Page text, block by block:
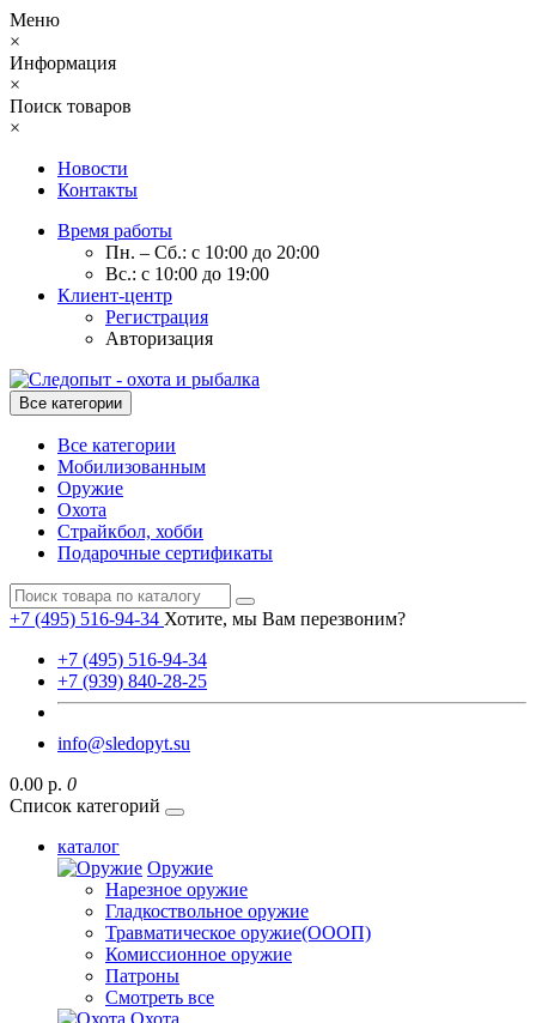
Меню
×
Информация
×
Поиск товаров
×
Новости
Контакты
Время работы
Пн. – Сб.: с 10:00 до 20:00
Вс.: с 10:00 до 19:00
Клиент-центр
Регистрация
Авторизация
Все категории
Все категории
Мобилизованным
Оружие
Охота
Страйкбол, хобби
Подарочные сертификаты
+7 (495) 516-94-34 Хотите, мы Вам перезвоним?
+7 (495) 516-94-34
+7 (939) 840-28-25
info@sledopyt.su
0.00 р. 0
Список категорий
каталог
Оружие
Нарезное оружие
Гладкоствольное оружие
Травматическое оружие(ОООП)
Комиссионное оружие
Патроны
Смотреть все
Охота